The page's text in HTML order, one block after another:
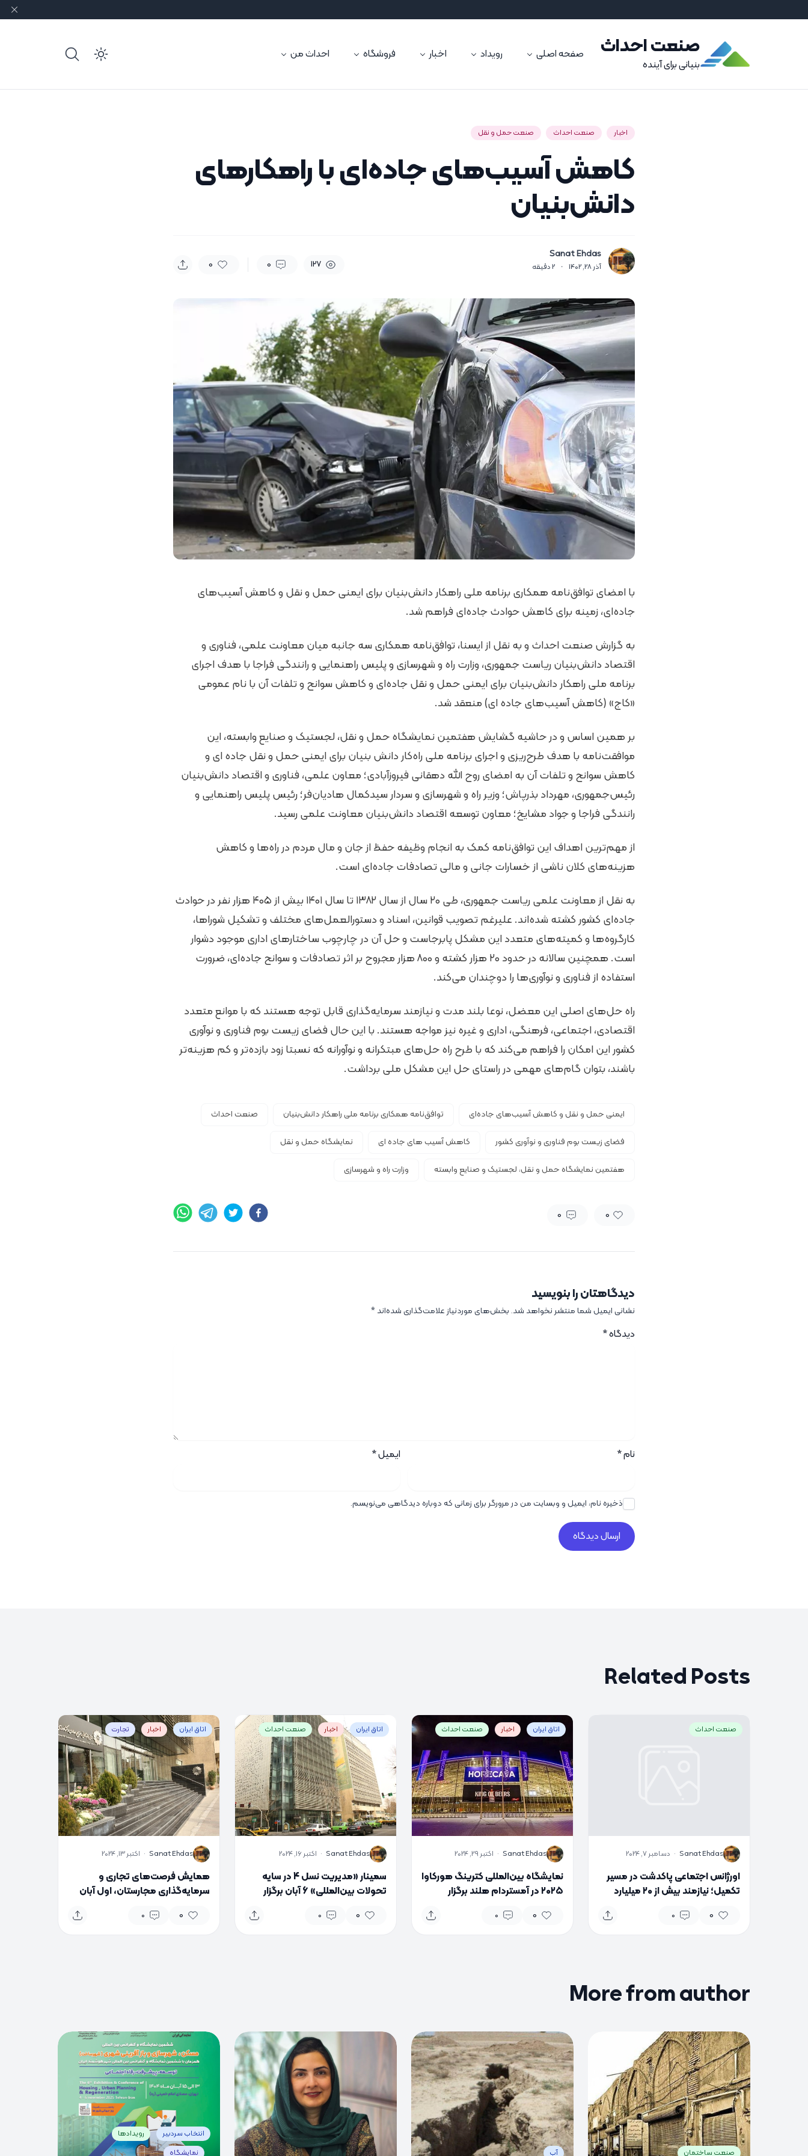
صنعت احداث
بنیانی برای آینده
صفحه اصلی رویداد اخبار فروشگاه احداث من dark mode
اخبار صنعت احداث صنعت حمل و نقل
کاهش آسیب‌های جاده‌ای با راهکارهای
دانش‌بنیان
Sanat Ehdas
آذر 28, 1402 ·
2دقیقه 127
0
0
با امضای توافق‌نامه همکاری برنامه ملی راهکار دانش‌بنیان برای ایمنی حمل و نقل و کاهش آسیب‌های
جاده‌ای، زمینه برای کاهش حوادث جاده‌ای فراهم شد.
به گزارش صنعت احداث و به نقل از ایسنا، توافق‌نامه همکاری سه جانبه میان معاونت علمی، فناوری و
اقتصاد دانش‌بنیان ریاست جمهوری، وزارت راه و شهرسازی و پلیس راهنمایی و رانندگی فراجا با هدف اجرای
برنامه ملی راهکار دانش‌بنیان برای ایمنی حمل و نقل جاده‌ای و کاهش سوانح و تلفات آن با نام عمومی
«کاج» (کاهش آسیب‌های جاده ای) منعقد شد.
بر همین اساس و در حاشیه گشایش هفتمین نمایشگاه حمل و نقل، لجستیک و صنایع وابسته، این
موافقت‌نامه‌ با هدف طرح‌ریزی و اجرای برنامه ملی راه‌کار دانش بنیان برای ایمنی حمل و نقل جاده ای و
کاهش سوانح و تلفات آن به امضای روح الله دهقانی فیروزآبادی؛ معاون علمی، فناوری و اقتصاد دانش‌بنیان
رئیس‌جمهوری، مهرداد بذرپاش؛ وزیر راه و شهرسازی و سردار سیدکمال هادیان‌فر؛ رئیس پلیس راهنمایی و
رانندگی فراجا و جواد مشایخ؛ معاون توسعه اقتصاد دانش‌بنیان معاونت علمی رسید.
از مهم‌ترین اهداف این توافق‌نامه کمک به انجام وظیفه حفظ از جان و مال مردم در راه‌ها و کاهش
هزینه‌های کلان ناشی از خسارات جانی و مالی تصادفات جاده‌ای است.
به نقل از معاونت علمی ریاست جمهوری، طی ۲۰ سال از سال ۱۳۸۲ تا سال ۱۴۰۱ بیش از ۴۰۵ هزار نفر در حوادث
جاده‌ای کشور کشته شده‌اند. علیرغم تصویب قوانین، اسناد و دستورالعمل‌های مختلف و تشکیل شوراها،
کارگروه‌ها و کمیته‌های متعدد این مشکل پابرجاست و حل آن در چارچوب ساختارهای اداری موجود دشوار
است. همچنین سالانه در حدود ۲۰ هزار کشته و ۸۰۰ هزار مجروح بر اثر تصادفات و سوانح جاده‌ای، ضرورت
استفاده از فناوری‌ و نوآوری‌ها را دوچندان می‌کند.
راه حل‌های اصلی این معضل، نوعا بلند مدت و نیازمند سرمایه‌گذاری قابل توجه هستند که با موانع متعدد
اقتصادی، اجتماعی، فرهنگی، اداری و غیره نیز مواجه هستند. با این حال فضای زیست بوم فناوری و نوآوری
کشور این امکان را فراهم می‌کند که با طرح راه حل‌های مبتکرانه و نوآورانه که نسبتا زود بازده‌تر و کم هزینه‌تر
باشند، بتوان گام‌های مهمی در راستای حل این مشکل ملی برداشت.
ایمنی حمل و نقل و کاهش آسیب‌های جاده‌ای توافق‌نامه همکاری برنامه ملی راهکار دانش‌بنیان صنعت احداث
فضای زیست بوم فناوری و نوآوری کشور کاهش آسیب های جاده ای نمایشگاه حمل و نقل
هفتمین نمایشگاه حمل و نقل، لجستیک و صنایع وابسته وزارت راه و شهرسازی
0
0
دیدگاهتان را بنویسید
نشانی ایمیل شما منتشر نخواهد شد. بخش‌های موردنیاز علامت‌گذاری شده‌اند*
دیدگاه*
نام* ایمیل*
ذخیره نام، ایمیل و وبسایت من در مرورگر برای زمانی که دوباره دیدگاهی می‌نویسم.
Related Posts
صنعت احداث
S
Sanat Ehdas
· دسامبر 7, 2024
اورژانس اجتماعی پاکدشت در مسیر
تکمیل؛ نیازمند بیش از ۲۰ میلیارد
0
0
اتاق ایران اخبار صنعت احداث
S
Sanat Ehdas
· اکتبر 29, 2024
نمایشگاه بین‌المللی کترینگ هورکاوا
۲۰۲۵ در آمستردام هلند برگزار
0
0
اتاق ایران اخبار صنعت احداث
S
Sanat Ehdas
· اکتبر 16, 2024
سمینار «مدیریت نسل 4 در سایه
تحولات بین‌المللی» 6 آبان برگزار
0
0
اتاق ایران اخبار تجارت
S
Sanat Ehdas
· اکتبر 13, 2024
همایش فرصت‌های تجاری و
سرمایه‌گذاری مجارستان، اول آبان
0
0
More from author
0
0
صنعت ساختمان
0
0
آب
0
0
0
انتخاب سردبیر
رویدادها
نمایشگاه